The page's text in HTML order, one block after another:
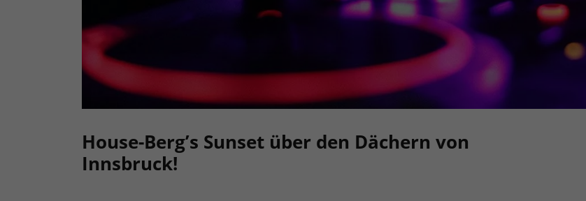
House-Berg’s Sunset über den Dächern von
Innsbruck!